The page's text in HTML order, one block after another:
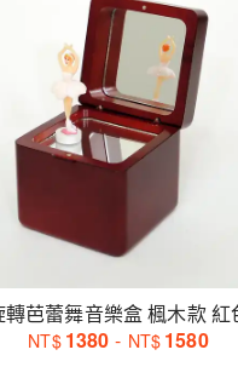
旋轉芭蕾舞音樂
NT$ 1380 - NT$ 1580